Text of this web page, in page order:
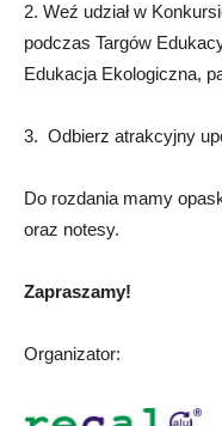
2. Weź udział w
podczas Targów
Edukacja Ekologiczna,
3. Odbierz atrakcyjny
Do rozdania mamy
oraz notesy.
Zapraszamy!
Organizator: